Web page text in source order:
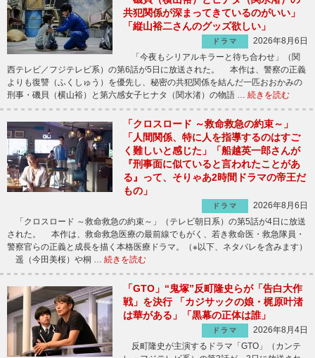
共犯関係が深まってきているのがいい」
「縦山裕二さんのグッズ欲しい」
ドラマ
2026年8月6日
「今夜もシリアルキラーと待ち合わせ」（関
西テレビ／フジテレビ系）の第6話が5日に放送された。 本作は、警察の正義
よりも復讐（ふくしゅう）を優先し、秘密の共犯関係を結んだ一匹おおかみの
刑事・磯貝（横山裕）と第六感女子ヒナタ（関水渚）の物語 … 続きを読む
「クロスロード ～救命救急の約束～」
「人間関係、特に人を指導するのはすご
く難しいと感じた」「船越英一郎さんが
『刑事面に似ていると言われたことがあ
る』って、そりゃあ2時間ドラマの帝王だ
もの」
ドラマ
2026年8月6日
「クロスロード ～救命救急の約束～」（テレビ朝日系）の第5話が4日に放送
された。 本作は、救命救急医療の最前線でもがく、若き救命医・救急隊員・
警察官らの正義と成長を描く本格医療ドラマ。（※以下、ネタバレを含みます）
遥（今田美桜）や桐 … 続きを読む
「GTO」“鬼塚”反町隆史らが「告白大作
戦」を決行 「カジサックの娘・梶原叶渚
は華がある」「黒幕の正体は誰」
ドラマ
2026年8月4日
反町隆史が主演するドラマ「GTO」（カンテ